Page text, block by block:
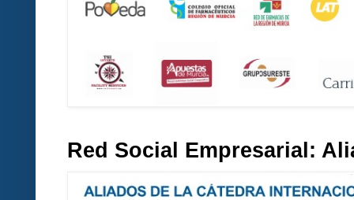
Red Social Empresarial: